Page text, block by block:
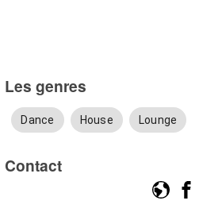
Les genres
Dance House Lounge
Contact